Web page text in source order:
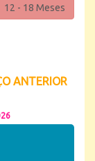
12 - 18 Meses
ANTERIOR